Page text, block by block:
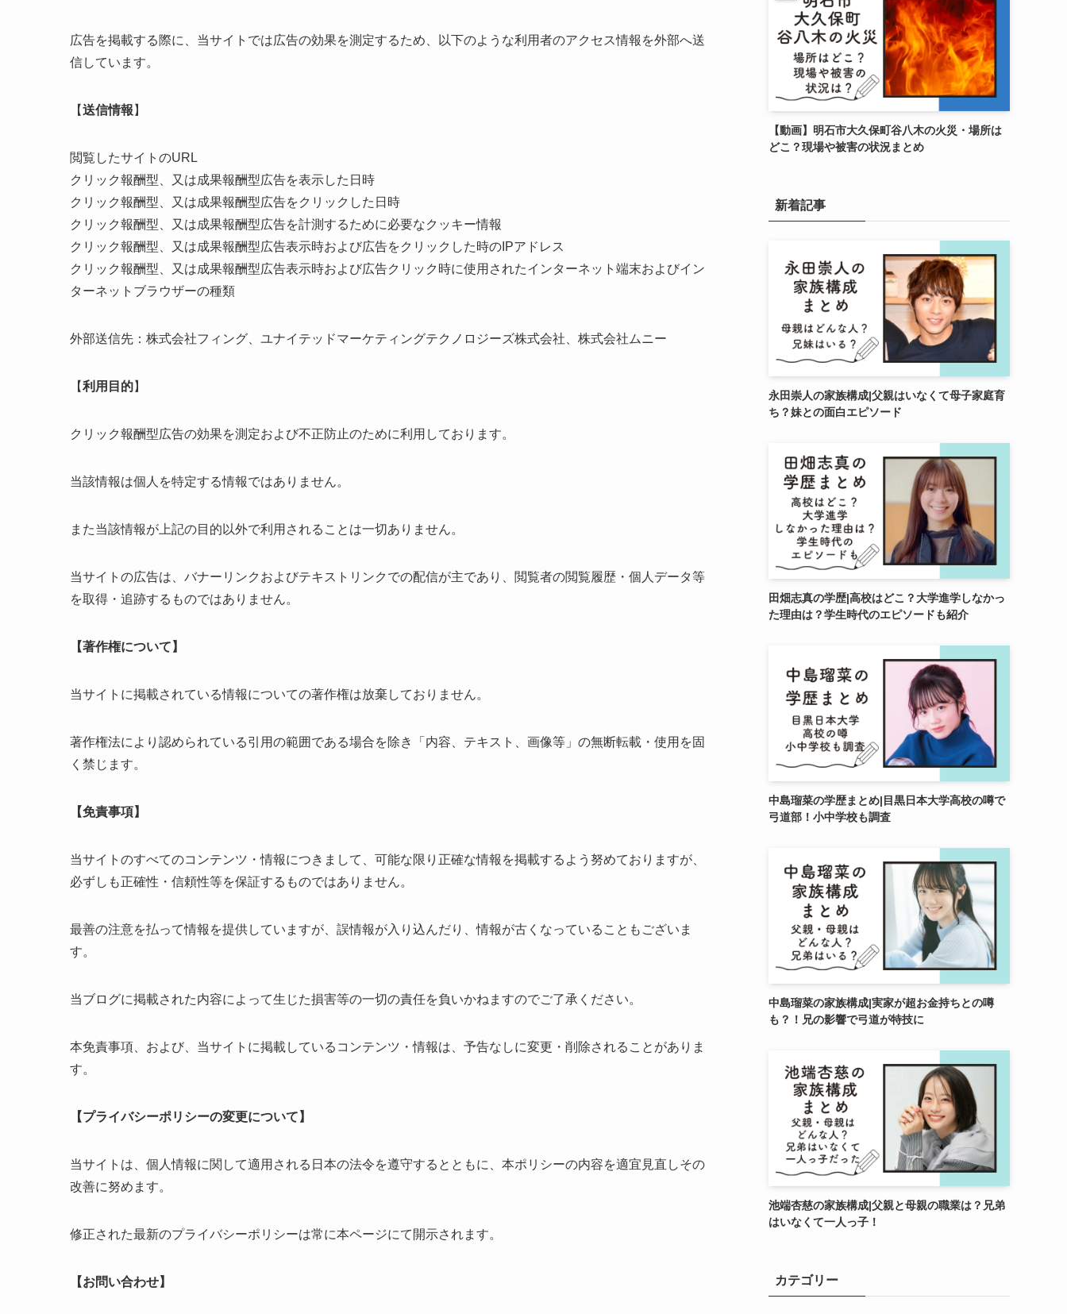
広告を掲載する際に、当サイトでは広告の効果を測定するため、以下のような利用者のアクセス情報を外部へ送
信しています。
【送信情報 】
閲覧したサイトのURL
クリック報酬型、又は成果報酬型広告を表示した日時
クリック報酬型、又は成果報酬型広告をクリックした日時
クリック報酬型、又は成果報酬型広告を計測するために必要なクッキー情報
クリック報酬型、又は成果報酬型広告表示時および広告をクリックした時のIPアドレス
クリック報酬型、又は成果報酬型広告表示時および広告クリック時に使用されたインターネット端末およびイン
ターネットブラウザーの種類
外部送信先：株式会社フィング、ユナイテッドマーケティングテクノロジーズ株式会社、株式会社ムニー
【利用目的】
クリック報酬型広告の効果を測定および不正防止のために利用しております。
当該情報は個人を特定する情報ではありません。
また当該情報が上記の目的以外で利用されることは一切ありません。
当サイトの広告は、バナーリンクおよびテキストリンクでの配信が主であり、閲覧者の閲覧履歴・個人データ等
を取得・追跡するものではありません。
【著作権について】
当サイトに掲載されている情報についての著作権は放棄しておりません。
著作権法により認められている引用の範囲である場合を除き「内容、テキスト、画像等」の無断転載・使用を固
く禁じます。
【免責事項】
当サイトのすべてのコンテンツ・情報につきまして、可能な限り正確な情報を掲載するよう努めておりますが、
必ずしも正確性・信頼性等を保証するものではありません。
最善の注意を払って情報を提供していますが、誤情報が入り込んだり、情報が古くなっていることもございま
す。
当ブログに掲載された内容によって生じた損害等の一切の責任を負いかねますのでご了承ください。
本免責事項、および、当サイトに掲載しているコンテンツ・情報は、予告なしに変更・削除されることがありま
す。
【プライバシーポリシーの変更について】
当サイトは、個人情報に関して適用される日本の法令を遵守するとともに、本ポリシーの内容を適宜見直しその
改善に努めます。
修正された最新のプライバシーポリシーは常に本ページにて開示されます。
【お問い合わせ】
【動画】明石市大久保町谷八木の火災・場所は
どこ？現場や被害の状況まとめ
新着記事
永田崇人の家族構成|父親はいなくて母子家庭育
ち？妹との面白エピソード
田畑志真の学歴|高校はどこ？大学進学しなかっ
た理由は？学生時代のエピソードも紹介
中島瑠菜の学歴まとめ|目黒日本大学高校の噂で
弓道部！小中学校も調査
中島瑠菜の家族構成|実家が超お金持ちとの噂
も？！兄の影響で弓道が特技に
池端杏慈の家族構成|父親と母親の職業は？兄弟
はいなくて一人っ子！
カテゴリー